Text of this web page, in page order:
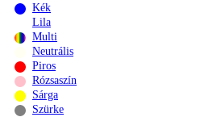
Kék
Lila
Multi
Neutrális
Piros
Rózsaszín
Sárga
Szürke